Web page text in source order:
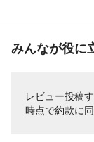
みんなが役に
レビュー投稿
時点で約款に